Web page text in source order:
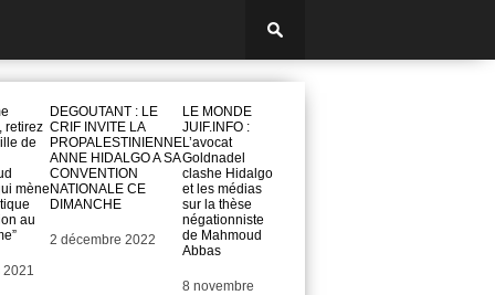
retirez
de
mène
au
2021
DEGOUTANT : LE
CRIF INVITE LA
PROPALESTINIENNE
ANNE HIDALGO A SA
CONVENTION
NATIONALE CE
DIMANCHE
Date
2 décembre 2022
LE MONDE
JUIF.INFO :
L’avocat
Goldnadel
clashe Hidalgo
et les médias
sur la thèse
négationniste
de Mahmoud
Abbas
Date
8 novembre